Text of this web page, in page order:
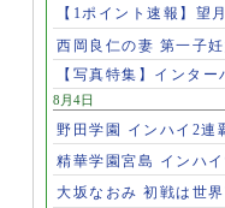
【1ポイント速報】望
西岡良仁の妻 第一子
【写真特集】インタ
8月4日
野田学園 インハイ2連
精華学園宮島 インハ
大坂なおみ 初戦は世